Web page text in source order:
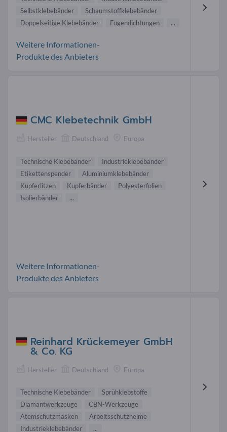
Selbstklebebänder
Schaumstoffklebebänder
Doppelseitige Klebebänder
Fugendichtungen ...
Weitere Informationen-
Produkte des Anbieters
CMC Klebetechnik GmbH
Hersteller Deutschland Europa
Technische Klebebänder
Industrieklebebänder
Etikettenspender
Aluminiumklebebänder
Kupferlitzen
Kupferbänder
Polyesterfolien
Isolierbänder
...
Weitere Informationen-
Produkte des Anbieters
Reinhard Krückemeyer GmbH
& Co. KG
Hersteller Deutschland Europa
Technische Klebebänder
Sprühklebstoffe
Diamantwerkzeuge
CBN-Werkzeuge
Atemschutzmasken
Arbeitsschutzhelme
Industrieklebebänder
...